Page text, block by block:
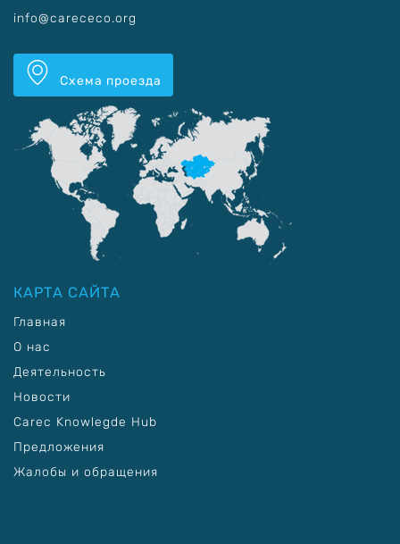
info@carececo.org
Схема проезда
КАРТА САЙТА
Главная
О нас
Деятельность
Новости
Carec Knowlegde Hub
Предложения
Жалобы и обращения